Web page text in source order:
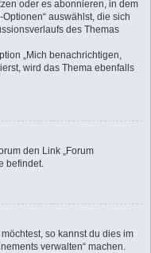
oder es abonnieren, in dem
auswählst, die sich
des Themas
„Mich benachrichtigen,
wird das Thema ebenfalls
den Link „Forum
befindet.
so kannst du dies im
verwalten“ machen.